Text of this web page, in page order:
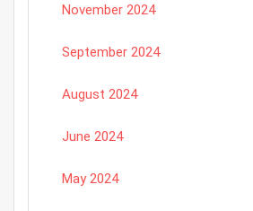
November 2024
September 2024
August 2024
June 2024
May 2024